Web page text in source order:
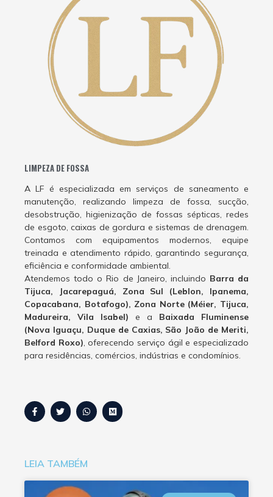
LIMPEZA DE FOSSA
A LF é especializada em serviços de saneamento e
manutenção, realizando limpeza de fossa, sucção,
desobstrução, higienização de fossas sépticas, redes
de esgoto, caixas de gordura e sistemas de drenagem.
Contamos com equipamentos modernos, equipe
treinada e atendimento rápido, garantindo segurança,
eficiência e conformidade ambiental.
Atendemos todo o Rio de Janeiro, incluindo Barra da
Tijuca, Jacarepaguá, Zona Sul (Leblon, Ipanema,
Copacabana, Botafogo), Zona Norte (Méier, Tijuca,
Madureira, Vila Isabel) e a Baixada Fluminense
(Nova Iguaçu, Duque de Caxias, São João de Meriti,
Belford Roxo), oferecendo serviço ágil e especializado
para residências, comércios, indústrias e condomínios.
LEIA TAMBÉM